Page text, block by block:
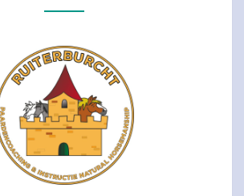
RUITERBURCHT